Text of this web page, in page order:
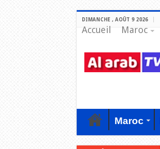
DIMANCHE , AOÛT 9 2026
Accueil Maroc
Maroc